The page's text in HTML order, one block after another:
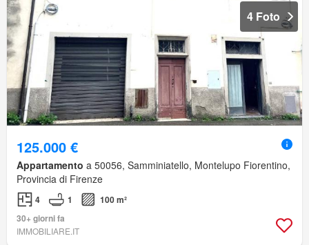
4 Foto
125.000 €
Appartamento a 50056, Samminiatello, Montelupo Fiorentino,
Provincia di Firenze
4 1
100 m²
30+ giorni fa
IMMOBILIARE.IT